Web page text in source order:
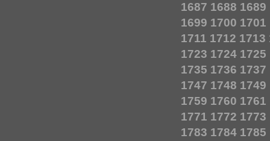
1687 1688 1689
1699 1700 1701
1711 1712 1713
1723 1724 1725
1735 1736 1737
1747 1748 1749
1759 1760 1761
1771 1772 1773
1783 1784 1785